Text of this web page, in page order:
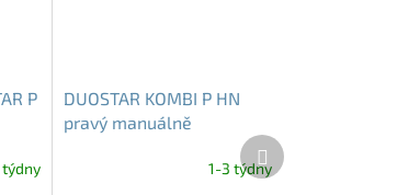
P
týdny
DUOSTAR KOMBI P HN
pravý manuálně
1-3 týdny
Další
produkt